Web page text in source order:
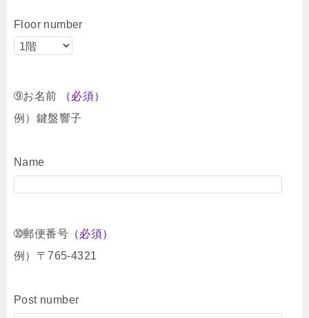
Floor number
➈お名前
（必須）
例）鍵盤響子
Name
➉郵便番号 （必須）
例）〒765-4321
Post number